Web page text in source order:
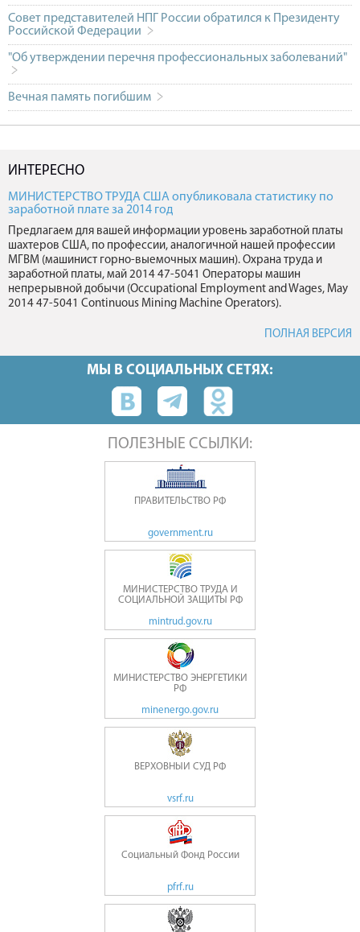
Совет представителей НПГ России обратился к Президенту
Российской Федерации
"Об утверждении перечня профессиональных заболеваний"
Вечная память погибшим
ИНТЕРЕСНО
МИНИСТЕРСТВО ТРУДА США опубликовала статистику по
заработной плате за 2014 год
Предлагаем для вашей информации уровень заработной платы
шахтеров США, по профессии, аналогичной нашей профессии
МГВМ (машинист горно-выемочных машин). Охрана труда и
заработной платы, май 2014 47-5041 Операторы машин
непрерывной добычи (Occupational Employment and Wages, May
2014 47-5041 Continuous Mining Machine Operators).
ПОЛНАЯ ВЕРСИЯ
МЫ В СОЦИАЛЬНЫХ СЕТЯХ:
ПОЛЕЗНЫЕ ССЫЛКИ:
ПРАВИТЕЛЬСТВО РФ
government.ru
МИНИСТЕРСТВО ТРУДА И
СОЦИАЛЬНОЙ ЗАЩИТЫ РФ
mintrud.gov.ru
МИНИСТЕРСТВО ЭНЕРГЕТИКИ
РФ
minenergo.gov.ru
ВЕРХОВНЫЙ СУД РФ
vsrf.ru
Социальный Фонд России
pfrf.ru